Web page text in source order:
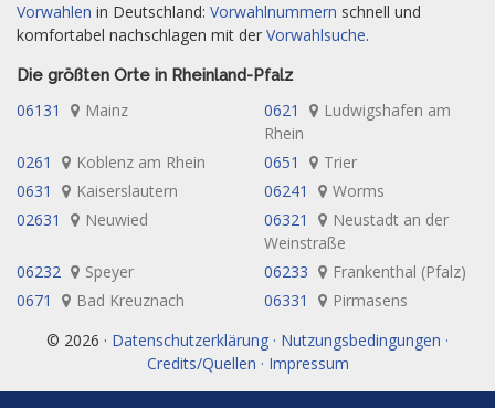
Vorwahlen in Deutschland: Vorwahlnummern schnell und
komfortabel nachschlagen mit der Vorwahlsuche.
Die größten Orte in Rheinland-Pfalz
06131 Mainz 0621
Ludwigshafen am
Rhein
0261
Koblenz am Rhein 0651
Trier
0631
Kaiserslautern 06241
Worms
02631
Neuwied 06321
Neustadt an der
Weinstraße
06232
Speyer 06233
Frankenthal (Pfalz)
0671
Bad Kreuznach 06331
Pirmasens
© 2026 · Datenschutzerklärung · Nutzungsbedingungen ·
Credits/Quellen · Impressum